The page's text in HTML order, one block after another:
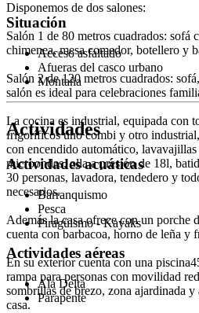
Disponemos de dos salones:
Salón 1 de 80 metros cuadrados: sofá
chimenea, mesa comedor, botellero y
Salón 2 de 120 metros cuadrados:
salón es ideal para celebraciones
La cocina es industrial, equipada con
frigoríficos uno combi y otro
con encendido automático,
microondas, olla a presión de 18l,
30 personas, lavadora, tendedero y
necesarios.
Además la casa ofrece con un porche
cuenta con barbacoa, horno de leña y
En su exterior cuenta con una
rampa para personas con movilidad
sombrillas de brezo, zona ajardinada
casa.
Situación
Acceso asfaltado
Afueras del casco urbano
Montaña
Actividades
Actividades acuáticas
Barranquismo
Pesca
Piragüismo - Kayaks
Actividades aéreas
Ala Delta
Parapente